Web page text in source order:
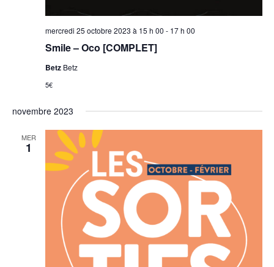
Smile – Oco [COMPLET]
mercredi 25 octobre 2023 à 15 h 00 - 17 h 00
Betz Betz
5€
novembre 2023
MER
1